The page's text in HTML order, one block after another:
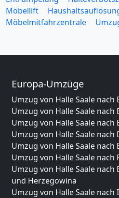
Möbellift
Möbelmitfahrzentrale
Europa-Umzüge
Umzug von Halle Saale nach
Umzug von Halle Saale nach
Umzug von Halle Saale nach
Umzug von Halle Saale nach
Umzug von Halle Saale nach
Umzug von Halle Saale nach
Umzug von Halle Saale nach
und Herzegowina
Umzug von Halle Saale nach